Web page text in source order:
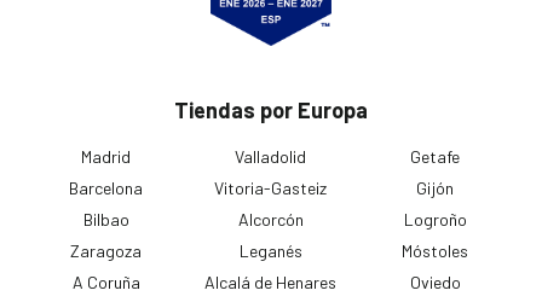
Tiendas por Europa
Madrid
Barcelona
Bilbao
Zaragoza
A Coruña
Valladolid
Vitoria-Gasteiz
Alcorcón
Leganés
Alcalá de Henares
Getafe
Gijón
Logroño
Móstoles
Oviedo